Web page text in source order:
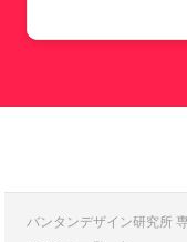
バンタンデザイン研究所